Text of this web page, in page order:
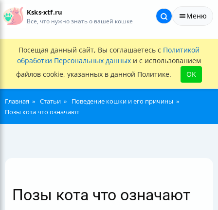
Ksks-xtf.ru
Все, что нужно знать о вашей кошке
Меню
Посещая данный сайт, Вы соглашаетесь с Политикой
обработки Персональных данных и с использованием
файлов cookie, указанных в данной Политике.
OK
Главная Статьи
Поведение кошки и его причины
Позы кота что означают
Позы кота что означают